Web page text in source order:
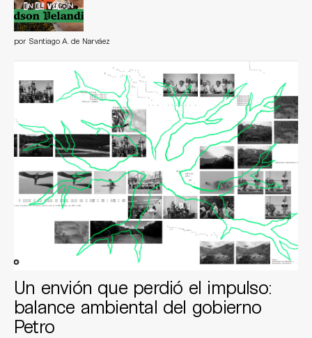
por Santiago A. de Narváez
Un envión que perdió el impulso:
balance ambiental del gobierno
Petro